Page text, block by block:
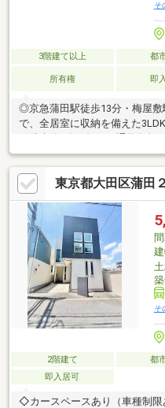
そ
3階建て以上 都
所有権 即
◎京急蒲田駅徒歩13分・梅屋
で、全居室に収納を備えた
住環境◎カースペース1台分付
き♪現地内覧予約受付中です♪
る』ボタンから事前にご予約く
ンよりお進みください。電話
無料】♪ご案内時間の目安にな
～）□資金計画のご相談（30分
～）
東京都大田区蒲田
そ
2階建て 都
即入居可
◇カースペースあり（車種制